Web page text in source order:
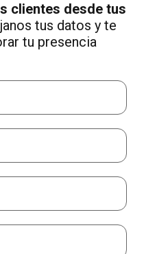
clientes desde tus
tus datos y te
tu presencia